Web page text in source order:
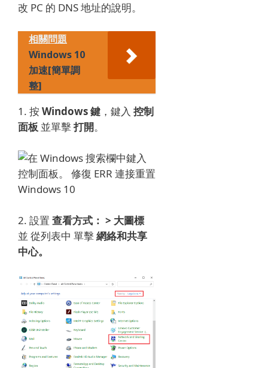
改 PC 的 DNS 地址的說明。
相關問題
Windows 10
加速[簡單調
整]
1. 按Windows 鍵 ，鍵入 控制
面板 並單擊打開。
2. 設置 查看方式： > 大圖標
並 從列表中 單擊網絡和共享
中心。